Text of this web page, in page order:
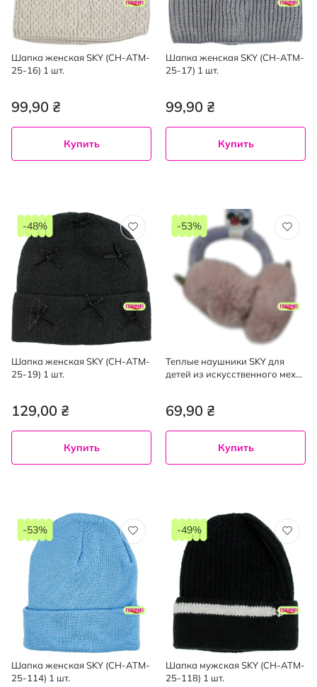
Шапка женская SKY (CH-ATM-
25-16) 1 шт.
99,90 ₴
Купить
Шапка женская SKY (CH-ATM-
25-17) 1 шт.
99,90 ₴
Купить
Шапка женская SKY (CH-ATM-
25-19) 1 шт.
129,00 ₴
-48%
Купить
Теплые наушники SKY для
детей из искусственного меха
69,90 ₴
-53%
Купить
Шапка женская SKY (CH-ATM-
25-114) 1 шт.
-53%
Шапка мужская SKY (CH-ATM-
25-118) 1 шт.
-49%